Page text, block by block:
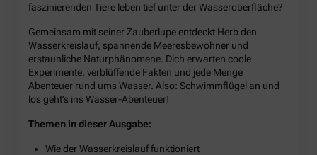
faszinierenden Tiere leben tief unter der Wasseroberfläche?
Gemeinsam mit seiner Zauberlupe entdeckt Herb den
Wasserkreislauf, spannende Meeresbewohner und
erstaunliche Naturphänomene. Dich erwarten coole
Experimente, verblüffende Fakten und jede Menge
Abenteuer rund ums Wasser. Also: Schwimmflügel an und
los geht’s ins Wasser-Abenteuer!
Themen in dieser Ausgabe:
Wie der Wasserkreislauf funktioniert